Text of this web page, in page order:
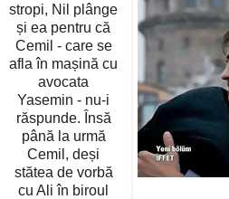
stropi, Nil plânge
și ea pentru că
Cemil - care se
afla în mașină cu
avocata
Yasemin - nu-i
răspunde. Însă
până la urmă
Cemil, deși
stătea de vorbă
cu Ali în biroul